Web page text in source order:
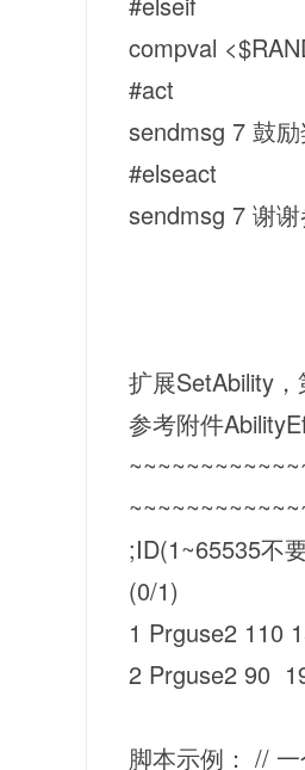
compval
#act
sendmsg 7 鼓
#elseact
sendmsg 7 谢
扩展SetAbility
参考附件
;ID(1~65535不
(0/1)
1 Prguse2 110
2 Prguse2 90
脚本示例： //